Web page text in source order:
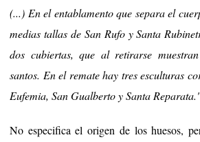
(...) En el entablamento que separa el
medias tallas de San Rufo y Santa
dos cubiertas, que al retirarse
santos. En el remate hay tres esculturas
Eufemia, San Gualberto y Santa
No especifica el origen de los huesos,